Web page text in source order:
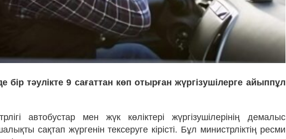
бір тәулікте 9 сағаттан көп отырған жүргізушілерге айыппұл
автобустар мен жүк көліктері жүргізушілерінің демалыс
сақтап жүргенін тексеруге кірісті. Бұл министрліктің ресми